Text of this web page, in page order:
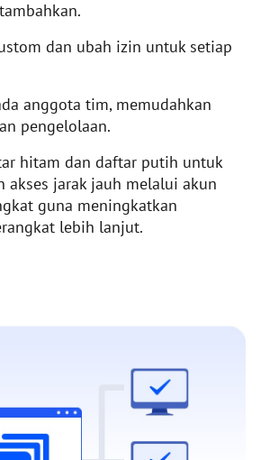
dan ubah izin untuk setiap
anggota tim, memudahkan
pengelolaan.
hitam dan daftar putih untuk
akses jarak jauh melalui akun
guna meningkatkan
lebih lanjut.